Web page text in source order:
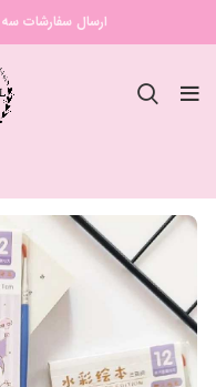
ارسال سفارشات